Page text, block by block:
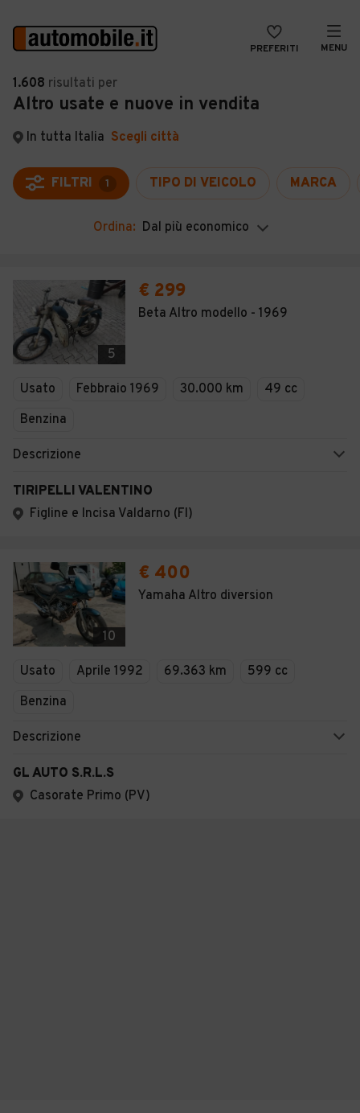
PREFERITI MENU
Auto
Auto usate
Auto Km 0
Auto Nuove
Noleggio a lungo termine
Moto
Camper
Veicoli Commerciali
VENDI
MAGAZINE
ACCEDI
1.608 risultati per
Altro usate e nuove in vendita
In tutta Italia Scegli città
FILTRI 1 TIPO DI VEICOLO MARCA
Ordina: Dal più economico
5
€ 299
Beta Altro modello - 1969
Usato Febbraio 1969 30.000 km
49 cc
Benzina
Descrizione
TIRIPELLI VALENTINO
Figline e Incisa Valdarno (FI)
10
€ 400
Yamaha Altro diversion
Usato Aprile 1992 69.363 km
599 cc
Benzina
Descrizione
GL AUTO S.R.L.S
Casorate Primo (PV)